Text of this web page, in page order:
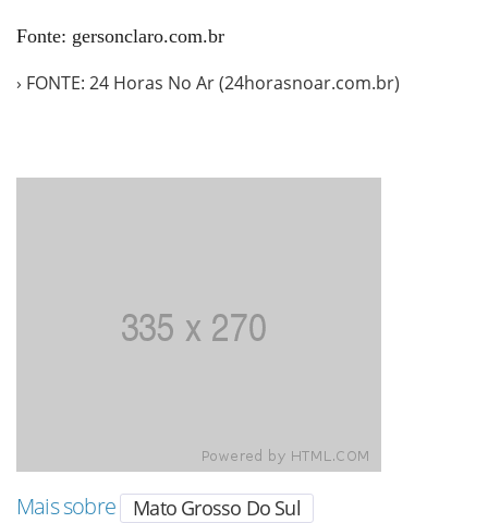
Fonte: gersonclaro.com.br
› FONTE: 24 Horas No Ar (24horasnoar.com.br)
Mais sobre Mato Grosso Do Sul